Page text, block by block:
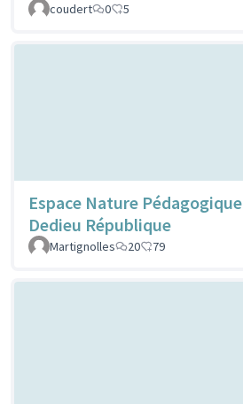
coudert 0 5
Espace Nature Pédagogique
Dedieu République
Martignolles
20 79